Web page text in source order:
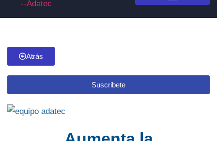
Atrás
Suscribete